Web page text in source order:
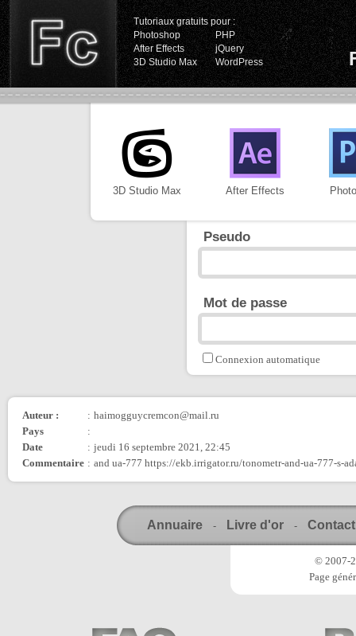
Tutoriaux gratuits pour :
Photoshop
PHP
After Effects
jQuery
3D Studio Max
WordPress
3D Studio Max After Effects
Pseudo
Mot de passe
Connexion automatique
Auteur : : haimogguycremcon@mail.ru
Pays
:
Date
: jeudi 16 septembre 2021, 22:45
Commentaire : and ua-777 https://ekb.irrigator.ru/tonometr-and-ua-777-s-
Annuaire - Livre d'or - Contact
© 2007-
Page